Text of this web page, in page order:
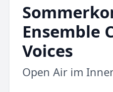
Ensemble
Voices
Open Air im